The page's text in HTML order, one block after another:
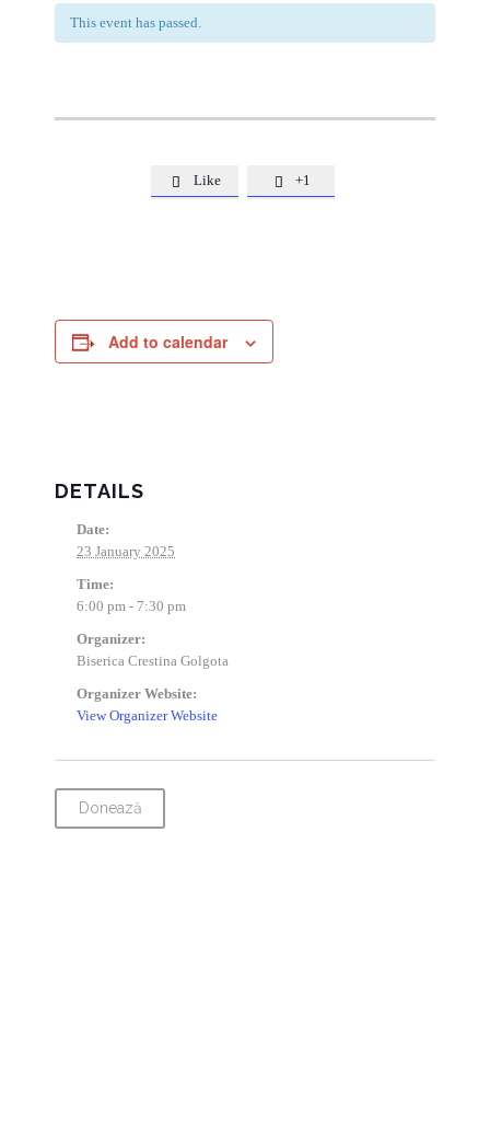
This event has passed.
 Like  +1
Add to calendar
DETAILS
Date:
23 January 2025
Time:
6:00 pm - 7:30 pm
Organizer:
Biserica Crestina Golgota
Organizer Website:
View Organizer Website
Donează